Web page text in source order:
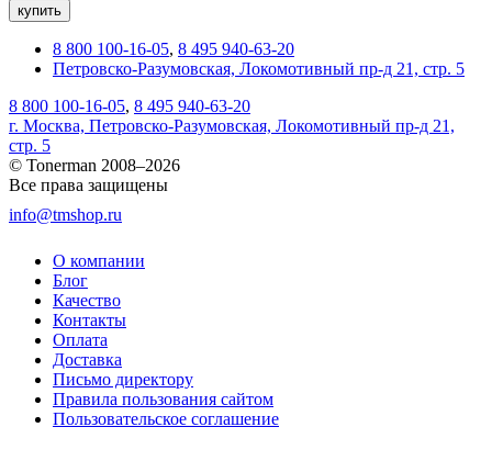
купить
8 800 100-16-05, 8 495 940-63-20
Петровско-Разумовская, Локомотивный пр-д 21, стр. 5
8 800 100-16-05, 8 495 940-63-20
г. Москва, Петровско-Разумовская, Локомотивный пр-д 21,
стр. 5
© Tonerman 2008–2026
Все права защищены
info@tmshop.ru
О компании
Блог
Качество
Контакты
Оплата
Доставка
Письмо директору
Правила пользования сайтом
Пользовательское соглашение